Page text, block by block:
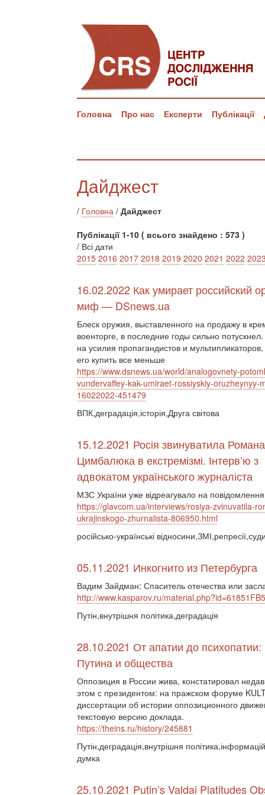
Головна Про нас Експерти Публікації
Дайджест
/ Головна / Дайджест
Публікації 1-10 ( всього знайдено : 573 )
/ Всі дати
2015 2016 2017 2018 2019 2020 2021 2022
16.02.2022 Как умирает российский
миф — DSnews.ua
Блеск оружия, выставленного на продажу в
военторге, в последние годы сильно
на усилия пропагандистов и
его купить все меньше
https://www.dsnews.ua/world/analogovnety-
vundervaffey-kak-umiraet-rossiyskiy-oruzheynyy-
16022022-451479
ВПК,деградація,історія,Друга світова
15.12.2021 Росія звинуватила Романа
Цимбалюка в екстремізмі. Інтерв’ю з
адвокатом українського журналіста
МЗС України уже відреагувало на
https://glavcom.ua/interviews/rosiya-zvinuvatila-
ukrajinskogo-zhurnalista-806950.html
російсько-українські
05.11.2021 Инкогнито из Петербурга
Вадим Зайдман: Спаситель отечества или
http://www.kasparov.ru/
Путін,внутрішня політика,деградація
28.10.2021 От апатии до
Путина и общества
Оппозиция в России жива, констатировал
этом с президентом: на пражском форуме
диссертации об истории оппозиционного
текстовую версию доклада.
https://theins.ru/history/245881
Путін,деградація,внутрішня
думка
25.10.2021 Putin’s Valdai Platitudes